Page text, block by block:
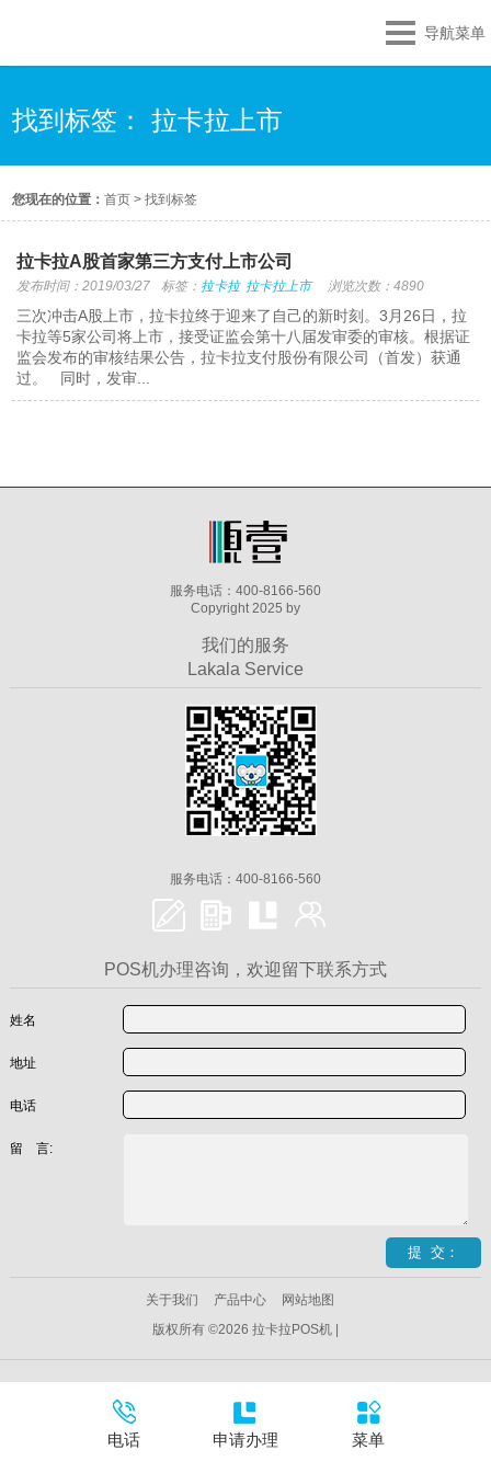
导航菜单
找到标签： 拉卡拉上市
您现在的位置：首页 >找到标签
拉卡拉A股首家第三方支付上市公司
发布时间：2019/03/27 标签： 拉卡拉 拉卡拉上市 浏览次数：4890
三次冲击A股上市，拉卡拉终于迎来了自己的新时刻。3月26日，拉
卡拉等5家公司将上市，接受证监会第十八届发审委的审核。根据证
监会发布的审核结果公告，拉卡拉支付股份有限公司（首发）获通
过。 同时，发审...
服务电话：400-8166-560
Copyright 2025 by
我们的服务
Lakala Service
服务电话：400-8166-560
POS机办理咨询，欢迎留下联系方式
姓名
地址
电话
留 言:
关于我们 产品中心
网站地图
版权所有 ©2026 拉卡拉POS机 |
电话 申请办理 菜单